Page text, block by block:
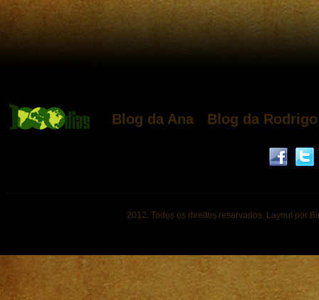
Blog da Ana Blog da Rodrigo
2012. Todos os direitos reservados. Layout por